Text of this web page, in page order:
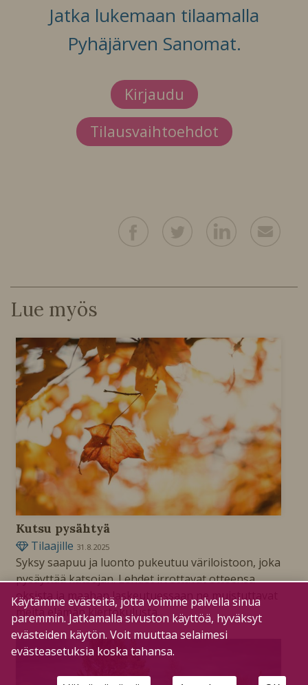
Jatka lukemaan tilaamalla
Pyhäjärven Sanomat.
Kirjaudu
Tilausvaihtoehdot
Lue myös
Kutsu pysähtyä
Tilaajille 31.8.2025
Syksy saapuu ja luonto pukeutuu väriloistoon, joka
pysäyttää katsojan. Lehdet irrottavat otteensa
oksista ja maahan laskeutuessaan ne muistuttavat
meitä elämän kiertokulusta.
Käytämme evästeitä, jotta voimme palvella sinua
paremmin. Jatkamalla sivuston käyttöä, hyväksyt
evästeiden käytön. Voit muuttaa selaimesi
evästeasetuksia koska tahansa.